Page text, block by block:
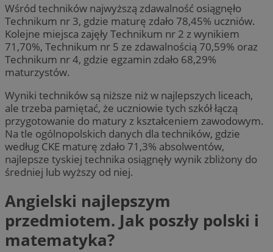
Wśród techników najwyższą zdawalność osiągnęło
Technikum nr 3, gdzie maturę zdało 78,45% uczniów.
Kolejne miejsca zajęły Technikum nr 2 z wynikiem
71,70%, Technikum nr 5 ze zdawalnością 70,59% oraz
Technikum nr 4, gdzie egzamin zdało 68,29%
maturzystów.
Wyniki techników są niższe niż w najlepszych liceach,
ale trzeba pamiętać, że uczniowie tych szkół łączą
przygotowanie do matury z kształceniem zawodowym.
Na tle ogólnopolskich danych dla techników, gdzie
według CKE maturę zdało 71,3% absolwentów,
najlepsze tyskiej technika osiągnęły wynik zbliżony do
średniej lub wyższy od niej.
Angielski najlepszym
przedmiotem. Jak poszły polski i
matematyka?